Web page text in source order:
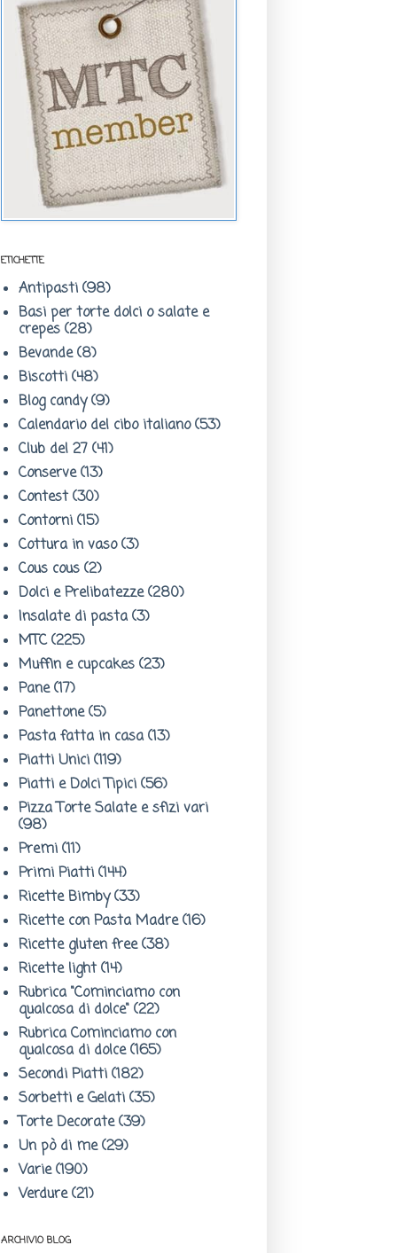
ETICHETTE
Antipasti (98)
Basi per torte dolci o salate e
crepes (28)
Bevande (8)
Biscotti (48)
Blog candy (9)
Calendario del cibo italiano (53)
Club del 27 (41)
Conserve (13)
Contest (30)
Contorni (15)
Cottura in vaso (3)
Cous cous (2)
Dolci e Prelibatezze (280)
Insalate di pasta (3)
MTC (225)
Muffin e cupcakes (23)
Pane (17)
Panettone (5)
Pasta fatta in casa (13)
Piatti Unici (119)
Piatti e Dolci Tipici (56)
Pizza Torte Salate e sfizi vari
(98)
Premi (11)
Primi Piatti (144)
Ricette Bimby (33)
Ricette con Pasta Madre (16)
Ricette gluten free (38)
Ricette light (14)
Rubrica "Cominciamo con
qualcosa di dolce" (22)
Rubrica Cominciamo con
qualcosa di dolce (165)
Secondi Piatti (182)
Sorbetti e Gelati (35)
Torte Decorate (39)
Un pò di me (29)
Varie (190)
Verdure (21)
ARCHIVIO BLOG